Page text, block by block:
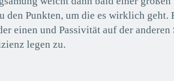
den Punkten, um die es wirklich geht.
einen und Passivität auf der
legen zu.